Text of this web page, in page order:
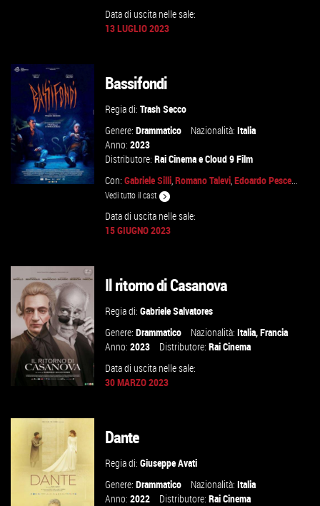
VAI ALLA SCHEDA
Data di uscita nelle sale:
13 LUGLIO 2023
VAI ALLA SCHEDA
Bassifondi
Regia di:Trash Secco
Genere:Drammatico Nazionalità:Italia
Anno:2023
Distributore:Rai CinemaeCloud 9 Film
Con:Gabriele Silli,Romano Talevi,Edoardo Pesce...
Vedi tutto il cast
Data di uscita nelle sale:
15 GIUGNO 2023
GUARDA IL TRAILER
VAI ALLA SCHEDA
Il ritorno di Casanova
Regia di:Gabriele Salvatores
Genere:Drammatico Nazionalità:Italia,Francia
Anno:2023 Distributore:Rai Cinema
Data di uscita nelle sale:
30 MARZO 2023
Dante
Regia di:Giuseppe Avati
Genere:Drammatico Nazionalità:Italia
Anno:2022 Distributore:Rai Cinema